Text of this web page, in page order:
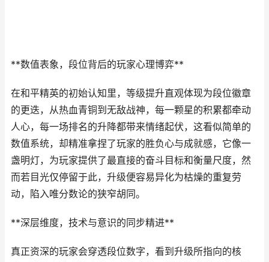
**数值表象，段位背后的玩家心理博弈**
在和平精英的初始认知里，等级提升直观体现为段位徽章
的更迭，从热血青铜到无敌战神，每一颗星的积累都牵动
人心，每一场排名的升降都带来情绪起伏，这看似简单的
数值系统，却精准拿捏了玩家的胜负心与成就感，它像一
盏明灯，为玩家提供了最直接的奋斗目标和衡量尺度，然
而若目光仅停留于此，升级便容易异化为枯燥的重复劳
动，陷入唯分数论的狭窄胡同。
**深层维度，技术与意识的同步精进**
真正资深的玩家会穿透段位数字，看到升级所指向的核